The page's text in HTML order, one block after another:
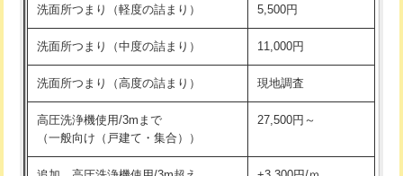
モルタル補修（厚さ10㎝超え） 38,500円
洗面台設置 38,500円
バスタブ設置 現場見積
追加人工 16,500円
廃棄・処分
持込商品取付（混合水栓） 16,500円
持込商品取付（浄水器・分岐水栓） 16,500円
給水管工事※（ホール加工) 16,500円
給水管工事※（バンド止め)
洗面所つまり（軽度の詰まり） 5,500円
洗面所つまり（中度の詰まり） 11,000円
洗面所つまり（高度の詰まり） 現地調査
高圧洗浄機使用/3mまで
（一般向け（戸建て・集合））
27,500円～